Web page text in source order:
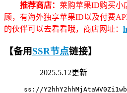
推荐商店： 莱购苹果ID购买小
顾，有海外独享苹果ID以及付费
的伙伴可以去看看哦，商店网址：
【备用SSR节点链接】
2025.5.12更新
ss://